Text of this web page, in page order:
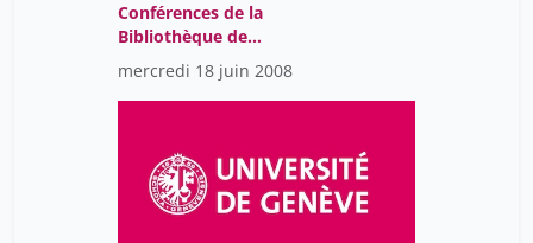
Conférences de la
Bibliothèque de
l’Université de Genève
2018
mercredi 18 juin 2008